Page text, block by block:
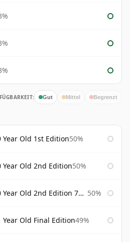
Gut Mittel Begrenzt
Year Old 1st Edition50%
Year Old 2nd Edition50%
Old 2nd Edition 75cl 50%
Year Old Final Edition49%